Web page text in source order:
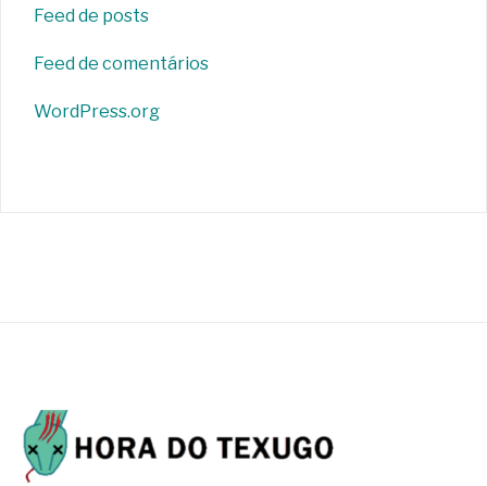
Feed de posts
Feed de comentários
WordPress.org